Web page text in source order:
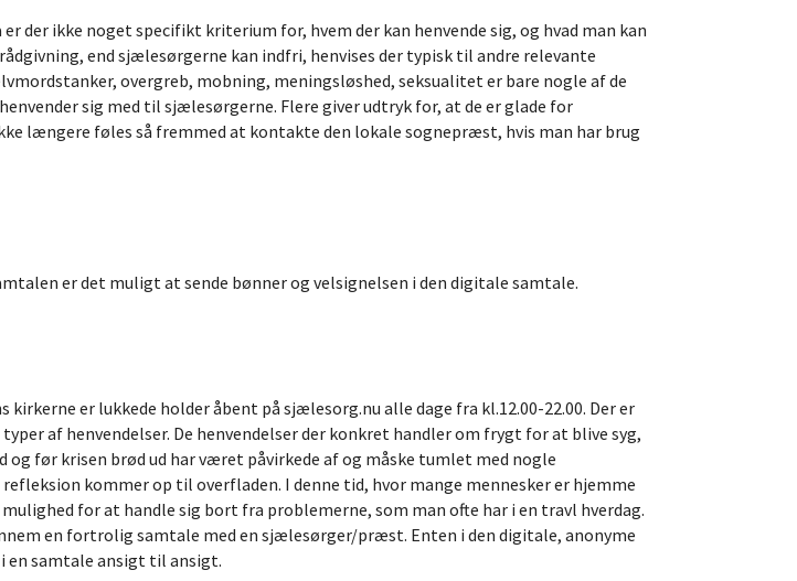
der ikke noget specifikt kriterium for, hvem der kan henvende sig, og hvad man kan
end sjælesørgerne kan indfri, henvises der typisk til andre relevante
overgreb, mobning, meningsløshed, seksualitet er bare nogle af de
sig med til sjælesørgerne. Flere giver udtryk for, at de er glade for
længere føles så fremmed at kontakte den lokale sognepræst, hvis man har brug
er det muligt at sende bønner og velsignelsen i den digitale samtale.
er lukkede holder åbent på sjælesorg.nu alle dage fra kl.12.00-22.00. Der er
af henvendelser. De henvendelser der konkret handler om frygt for at blive syg,
før krisen brød ud har været påvirkede af og måske tumlet med nogle
kommer op til overfladen. I denne tid, hvor mange mennesker er hjemme
for at handle sig bort fra problemerne, som man ofte har i en travl hverdag.
en fortrolig samtale med en sjælesørger/præst. Enten i den digitale, anonyme
en samtale ansigt til ansigt.